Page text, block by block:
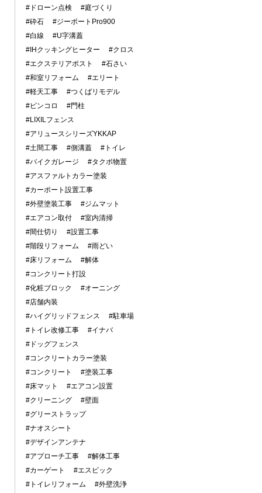
#ドローン点検
#庭づくり
#砕石
#ジーポートPro900
#白線
#U字溝蓋
#IHクッキングヒーター
#クロス
#エクステリアポスト
#石さい
#和室リフォーム
#エリート
#軽天工事
#つくばリモデル
#ピンコロ
#門柱
#LIXILフェンス
#アリュースシリーズYKKAP
#土間工事
#側溝蓋
#トイレ
#バイクガレージ
#タクボ物置
#アスファルトカラー塗装
#カーポート設置工事
#外壁塗装工事
#ジムマット
#エアコン取付
#室内清掃
#間仕切り
#設置工事
#階段リフォーム
#雨どい
#床リフォーム
#解体
#コンクリート打設
#化粧ブロック
#オーニング
#店舗内装
#ハイグリッドフェンス
#駐車場
#トイレ改修工事
#イナバ
#ドッグフェンス
#コンクリートカラー塗装
#コンクリート
#塗装工事
#床マット
#エアコン設置
#クリーニング
#壁面
#グリーストラップ
#ナオスシート
#デザインアンテナ
#アプローチ工事
#解体工事
#カーゲート
#エスビック
#トイレリフォーム
#外壁洗浄